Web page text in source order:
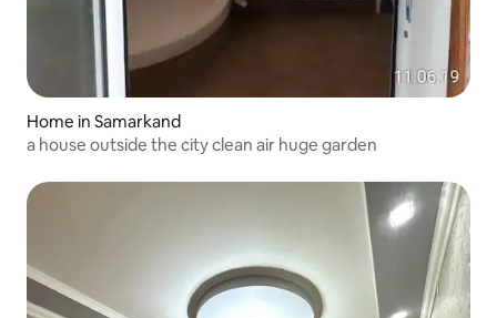
Home in Samarkand
a house outside the city clean air huge garden